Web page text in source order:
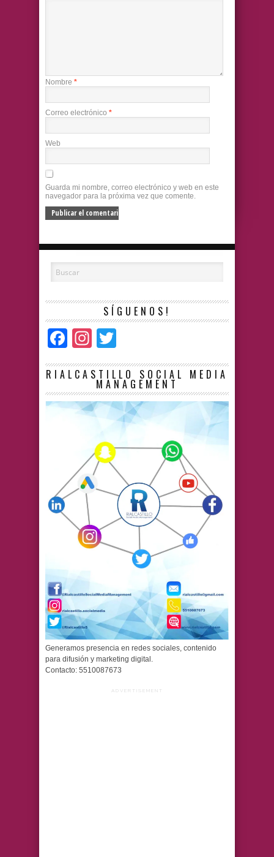
Nombre *
Correo electrónico *
Web
Guarda mi nombre, correo electrónico y web en este
navegador para la próxima vez que comente.
SÍGUENOS!
Facebook
Instagram
RIALCASTILLO SOCIAL MEDIA
MANAGEMENT
Generamos presencia en redes sociales, contenido
para difusión y marketing digital.
Contacto: 5510087673
ADVERTISEMENT